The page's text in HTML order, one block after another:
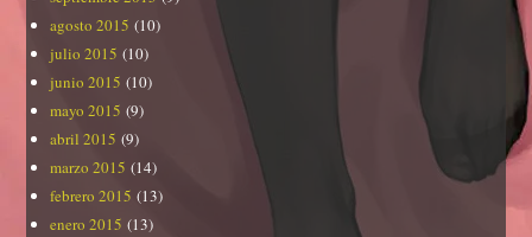
agosto 2015 (10)
julio 2015 (10)
junio 2015 (10)
mayo 2015 (9)
abril 2015 (9)
marzo 2015 (14)
febrero 2015 (13)
enero 2015 (13)